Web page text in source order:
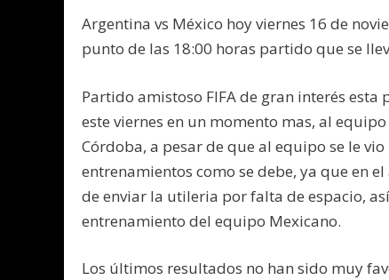
Argentina vs México hoy viernes 16 de
punto de las 18:00 horas partido que se
Partido amistoso FIFA de gran interés
este viernes en un momento mas, al
Córdoba, a pesar de que al equipo se le
entrenamientos como se debe, ya que en
de enviar la utileria por falta de espacio,
entrenamiento del equipo Mexicano.
Los últimos resultados no han sido muy